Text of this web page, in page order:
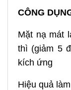
CÔNG
Mặt nạ mát
thì (giảm 5
kích ứng
Hiệu quả